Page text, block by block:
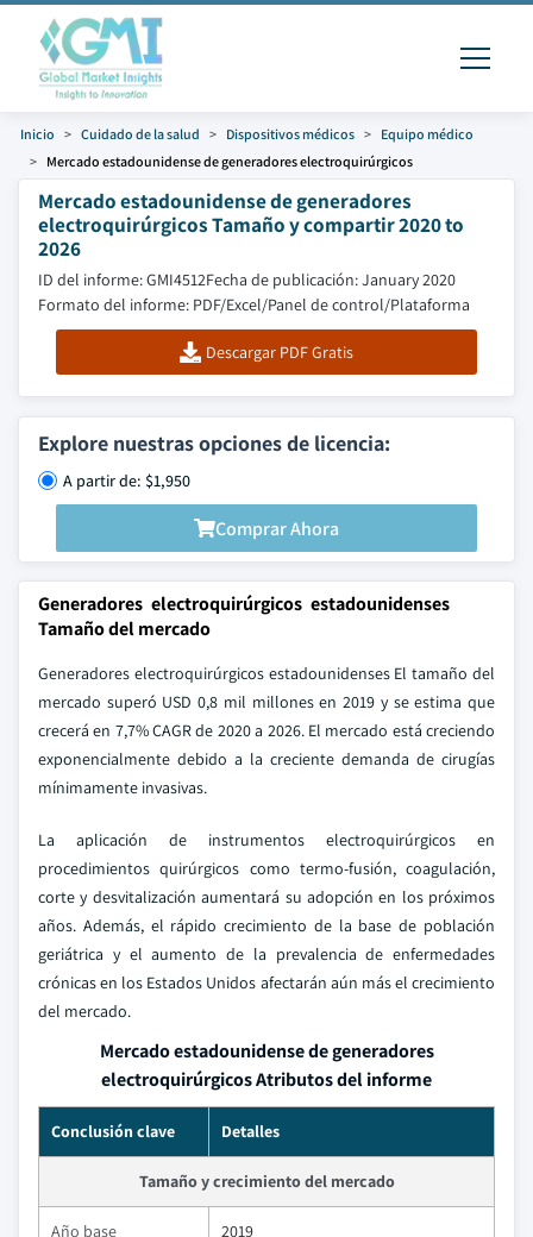
Inicio Cuidado de la salud Dispositivos médicos
Equipo médico
Mercado estadounidense de generadores electroquirúrgicos
Mercado estadounidense de generadores
electroquirúrgicos Tamaño y compartir 2020 to
2026
ID del informe: GMI4512Fecha de publicación: January 2020
Formato del informe: PDF/Excel/Panel de control/Plataforma
Descargar PDF Gratis
Explore nuestras opciones de licencia:
A partir de: $1,950
Comprar Ahora
Generadores electroquirúrgicos estadounidenses
Tamaño del mercado
Generadores electroquirúrgicos estadounidenses El tamaño del
mercado superó USD 0,8 mil millones en 2019 y se estima que
crecerá en 7,7% CAGR de 2020 a 2026. El mercado está creciendo
exponencialmente debido a la creciente demanda de cirugías
mínimamente invasivas.
La aplicación de instrumentos electroquirúrgicos en
procedimientos quirúrgicos como termo-fusión, coagulación,
corte y desvitalización aumentará su adopción en los próximos
años. Además, el rápido crecimiento de la base de población
geriátrica y el aumento de la prevalencia de enfermedades
crónicas en los Estados Unidos afectarán aún más el crecimiento
del mercado.
Mercado estadounidense de generadores
electroquirúrgicos Atributos del informe
Conclusión clave Detalles
Tamaño y crecimiento del mercado
Año base 2019